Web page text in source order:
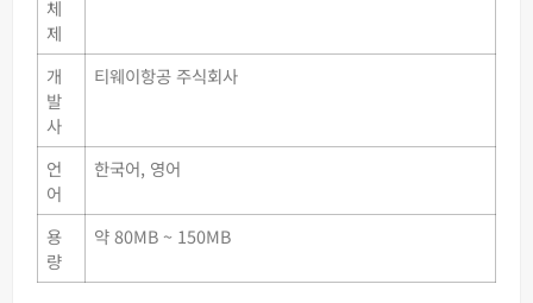
체
제
개
발
사
티웨이항공 주식회사
언
어
한국어, 영어
용
량
약 80MB ~ 150MB